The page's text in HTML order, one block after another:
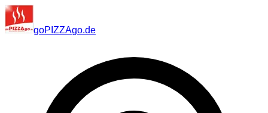
goPIZZAgo.de